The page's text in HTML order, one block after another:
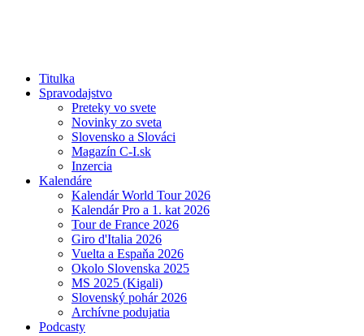
Titulka
Spravodajstvo
Preteky vo svete
Novinky zo sveta
Slovensko a Slováci
Magazín C-I.sk
Inzercia
Kalendáre
Kalendár World Tour 2026
Kalendár Pro a 1. kat 2026
Tour de France 2026
Giro d'Italia 2026
Vuelta a Espaňa 2026
Okolo Slovenska 2025
MS 2025 (Kigali)
Slovenský pohár 2026
Archívne podujatia
Podcasty